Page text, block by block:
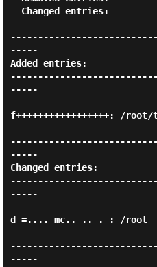
-----
Added entries:
-----
f+++++++++++++++++: /
-----
Changed entries:
-----
d =.... mc.. .. . : /root
-----